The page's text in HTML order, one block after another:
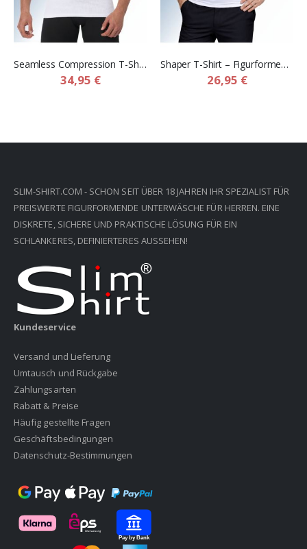
Seamless Compression T-Shirt – Kompressions Shapewear T-Shirt für Herren
34,95 €
Shaper T-Shirt – Figurformendes Kompressionsshirt für Herren
26,95 €
SLIM-SHIRT.COM - SCHON SEIT ÜBER 18 JAHREN IHR SPEZIALIST FÜR
PREISWERTE FIGURFORMENDE UNTERWÄSCHE FÜR HERREN. EINE
DISKRETE, SICHERE UND PRAKTISCHE LÖSUNG FÜR EIN
SCHLANKERES, DEFINIERTERES AUSSEHEN!
Kundeservice
Versand und Lieferung
Umtausch und Rückgabe
Zahlungsarten
Rabatt & Preise
Häufig gestellte Fragen
Geschäftsbedingungen
Datenschutz-Bestimmungen